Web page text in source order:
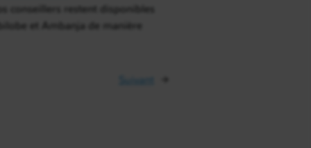
conseillers restent disponibles
et Ambanja de manière
Suivant →